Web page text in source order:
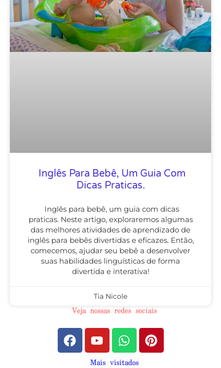
Inglês Para Bebê, Um Guia Com
Dicas Praticas.
Inglês para bebê, um guia com dicas
praticas. Neste artigo, exploraremos algumas
das melhores atividades de aprendizado de
inglês para bebês divertidas e eficazes. Então,
comecemos, ajudar seu bebê a desenvolver
suas habilidades linguísticas de forma
divertida e interativa!
Tia Nicole
Veja nossas redes sociais
Mais visitados